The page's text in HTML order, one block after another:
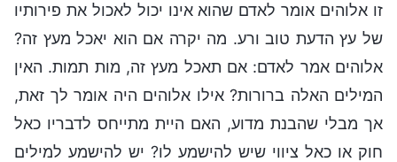
זו אלוהים אומר לאדם שהוא אינו יכול לאכול את פירותיו
של עץ הדעת טוב ורע. מה יקרה אם הוא יאכל מעץ זה?
אלוהים אמר לאדם: אם תאכל מעץ זה, מות תמות. האין
המילים האלה ברורות? אילו אלוהים היה אומר לך זאת,
אך מבלי שהבנת מדוע, האם היית מתייחס לדבריו כאל
חוק או כאל ציווי שיש להישמע לו? יש להישמע למילים